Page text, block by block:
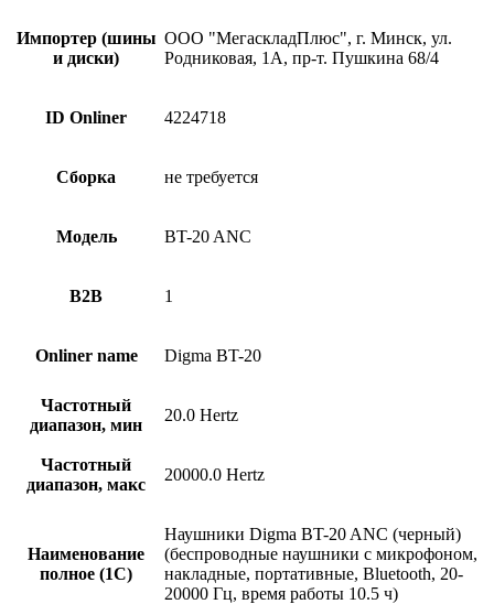
Импортер (шины
и диски)
ООО "МегаскладПлюс", г. Минск, ул.
Родниковая, 1А, пр-т. Пушкина 68/4
ID Onliner 4224718
Сборка не требуется
Модель BT-20 ANC
B2B 1
Onliner name Digma BT-20
Частотный
диапазон, мин
20.0 Hertz
Частотный
диапазон, макс
20000.0 Hertz
Наименование
полное (1С)
Наушники Digma BT-20 ANC (черный)
(беспроводные наушники с микрофоном,
накладные, портативные, Bluetooth, 20-
20000 Гц, время работы 10.5 ч)